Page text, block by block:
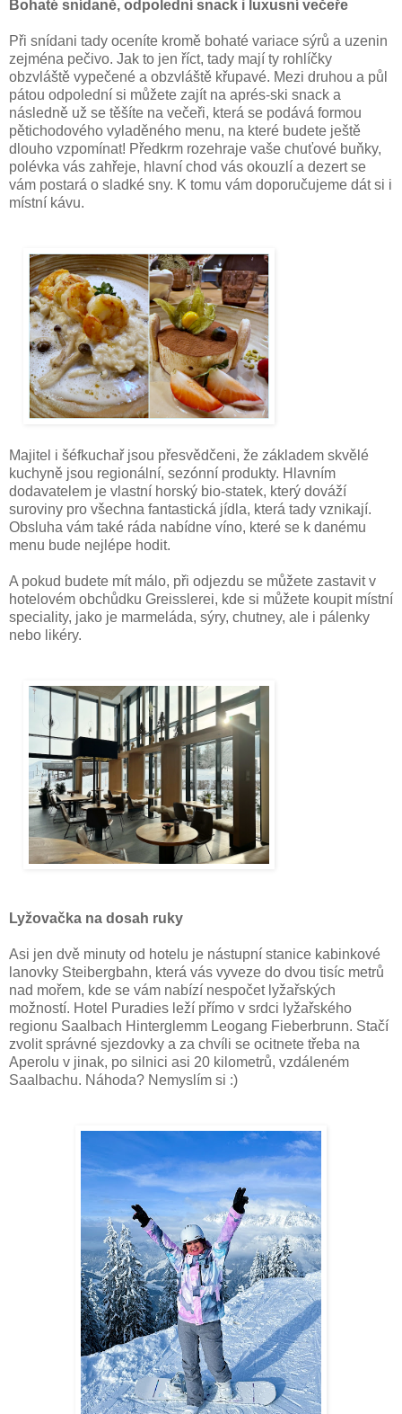
Bohaté snídaně, odpolední snack i luxusní večeře
Při snídani tady oceníte kromě bohaté variace sýrů a uzenin
zejména pečivo. Jak to jen říct, tady mají ty rohlíčky
obzvláště vypečené a obzvláště křupavé. Mezi druhou a půl
pátou odpolední si můžete zajít na aprés-ski snack a
následně už se těšíte na večeři, která se podává formou
pětichodového vyladěného menu, na které budete ještě
dlouho vzpomínat! Předkrm rozehraje vaše chuťové buňky,
polévka vás zahřeje, hlavní chod vás okouzlí a dezert se
vám postará o sladké sny. K tomu vám doporučujeme dát si i
místní kávu.
Majitel i šéfkuchař jsou přesvědčeni, že základem skvělé
kuchyně jsou regionální, sezónní produkty. Hlavním
dodavatelem je vlastní horský bio-statek, který dováží
suroviny pro všechna fantastická jídla, která tady vznikají.
Obsluha vám také ráda nabídne víno, které se k danému
menu bude nejlépe hodit.
A pokud budete mít málo, při odjezdu se můžete zastavit v
hotelovém obchůdku Greisslerei, kde si můžete koupit místní
speciality, jako je marmeláda, sýry, chutney, ale i pálenky
nebo likéry.
Lyžovačka na dosah ruky
Asi jen dvě minuty od hotelu je nástupní stanice kabinkové
lanovky Steibergbahn, která vás vyveze do dvou tisíc metrů
nad mořem, kde se vám nabízí nespočet lyžařských
možností. Hotel Puradies leží přímo v srdci lyžařského
regionu Saalbach Hinterglemm Leogang Fieberbrunn. Stačí
zvolit správné sjezdovky a za chvíli se ocitnete třeba na
Aperolu v jinak, po silnici asi 20 kilometrů, vzdáleném
Saalbachu. Náhoda? Nemyslím si :)